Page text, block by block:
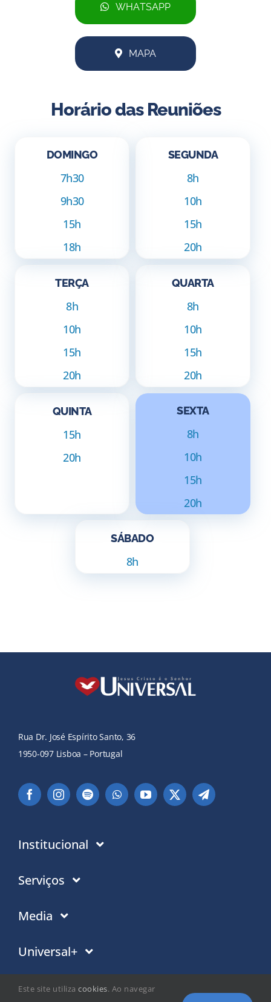
WHATSAPP
MAPA
Horário das Reuniões
DOMINGO
7h30
9h30
15h
18h
SEGUNDA
8h
10h
15h
20h
TERÇA
8h
10h
15h
20h
QUARTA
8h
10h
15h
20h
QUINTA
15h
20h
SEXTA
8h
10h
15h
20h
SÁBADO
8h
Rua Dr. José Espírito Santo, 36
1950-097 Lisboa – Portugal
Institucional
Instituição
Politica de Cookies
Serviços
Contactos
Doações
Media
Notícias
Eventos
Universal+
Este site utiliza cookies. Ao navegar